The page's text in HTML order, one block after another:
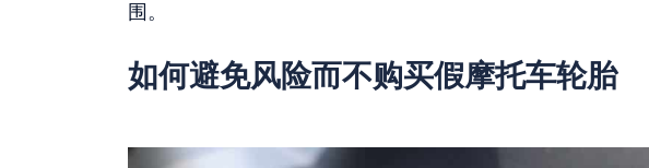
围。
如何避免风险而不购买假摩托车轮胎